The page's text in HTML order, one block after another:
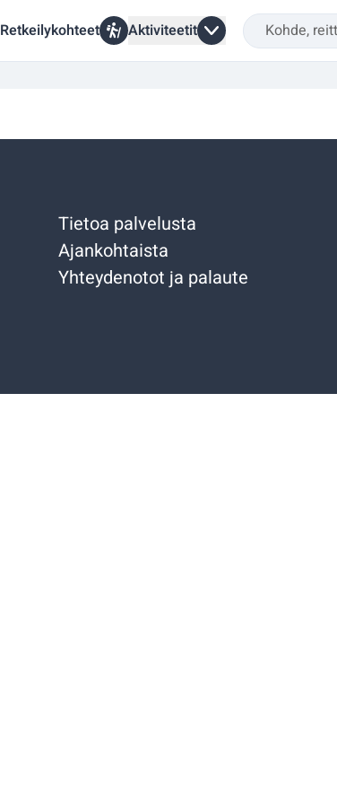
Retkeilykohteet Aktiviteetit
Tietoa palvelusta
Ajankohtaista
Yhteydenotot ja palaute